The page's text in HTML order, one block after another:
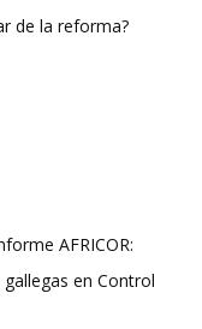
de la reforma?
AFRICOR:
en Control